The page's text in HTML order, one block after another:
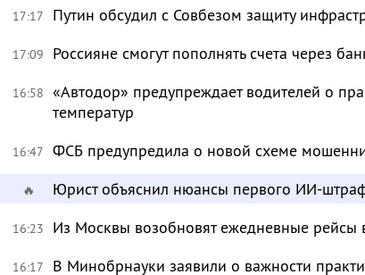
17:17 Путин обсудил с Совбезом защиту
17:09 Россияне смогут пополнять счета через
16:58 «Автодор» предупреждает водителей о
температур
16:47 ФСБ предупредила о новой схеме
🔥 Юрист объяснил нюансы первого ИИ-
16:23 Из Москвы возобновят ежедневные рейсы
16:17 В Минобрнауки заявили о важности